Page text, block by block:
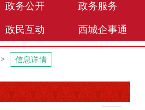
政务公开 政务服务
政民互动 西城企事通
> 信息详情